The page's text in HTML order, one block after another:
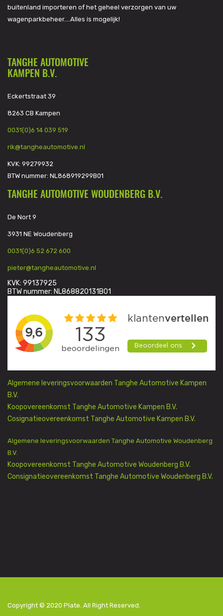
buitenland importeren of het geheel verzorgen van uw
wagenparkbeheer….Alles is mogelijk!
TANGHE AUTOMOTIVE
KAMPEN B.V.
Eckertstraat 39
8263 CB Kampen
0031(0)6 14 039 519
rik@tangheautomotive.nl
KVK: 99279932
BTW nummer: NL868919299B01
TANGHE AUTOMOTIVE WOUDENBERG B.V.
De Nort 9
3931 NE Woudenberg
0031(0)6 52 672 600
pieter@tangheautomotive.nl
KVK: 99137925
BTW nummer: NL868820131B01
Algemene leveringsvoorwaarden Tanghe Automotive Kampen
B.V.
Koopovereenkomst Tanghe Automotive Kampen B.V.
Cosignatieovereenkomst Tanghe Automotive Kampen B.V.
Algemene leveringsvoorwaarden Tanghe Automotive Woudenberg
B.V.
Koopovereenkomst Tanghe Automotive Woudenberg B.V.
Consignatieovereenkomst Tanghe Automotive Woudenberg B.V.
Copyright © 2020 Plate. All Right Reserved.